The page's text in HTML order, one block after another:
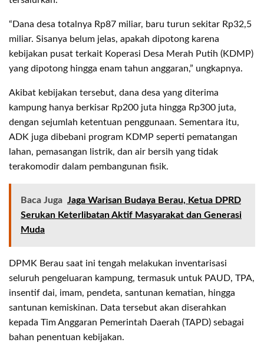
“Dana desa totalnya Rp87 miliar, baru turun sekitar Rp32,5
miliar. Sisanya belum jelas, apakah dipotong karena
kebijakan pusat terkait Koperasi Desa Merah Putih (KDMP)
yang dipotong hingga enam tahun anggaran,” ungkapnya.
Akibat kebijakan tersebut, dana desa yang diterima
kampung hanya berkisar Rp200 juta hingga Rp300 juta,
dengan sejumlah ketentuan penggunaan. Sementara itu,
ADK juga dibebani program KDMP seperti pematangan
lahan, pemasangan listrik, dan air bersih yang tidak
terakomodir dalam pembangunan fisik.
Baca Juga Jaga Warisan Budaya Berau, Ketua DPRD
Serukan Keterlibatan Aktif Masyarakat dan Generasi
Muda
DPMK Berau saat ini tengah melakukan inventarisasi
seluruh pengeluaran kampung, termasuk untuk PAUD, TPA,
insentif dai, imam, pendeta, santunan kematian, hingga
santunan kemiskinan. Data tersebut akan diserahkan
kepada Tim Anggaran Pemerintah Daerah (TAPD) sebagai
bahan penentuan kebijakan.